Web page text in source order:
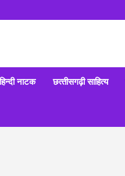
हिन्‍दी नाटक छत्‍तीसगढ़ी साहित्‍य